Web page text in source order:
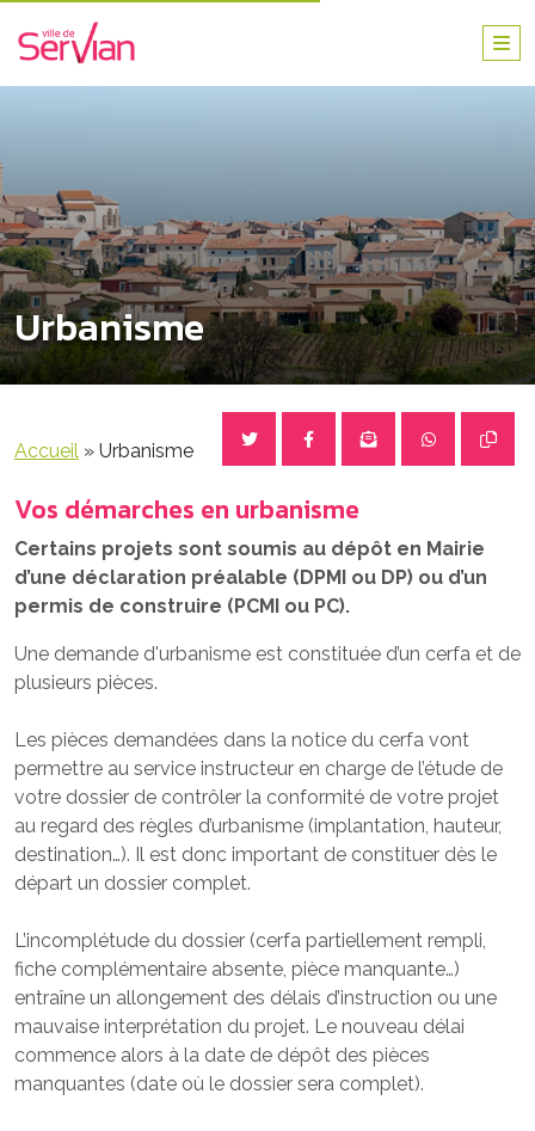
Urbanisme
Accueil » Urbanisme
Vos démarches en urbanisme
Certains projets sont soumis au dépôt en Mairie
d’une déclaration préalable (DPMI ou DP) ou d’un
permis de construire (PCMI ou PC).
Une demande d'urbanisme est constituée d’un cerfa et de
plusieurs pièces.
Les pièces demandées dans la notice du cerfa vont
permettre au service instructeur en charge de l’étude de
votre dossier de contrôler la conformité de votre projet
au regard des règles d’urbanisme (implantation, hauteur,
destination…). Il est donc important de constituer dès le
départ un dossier complet.
L’incomplétude du dossier (cerfa partiellement rempli,
fiche complémentaire absente, pièce manquante…)
entraîne un allongement des délais d’instruction ou une
mauvaise interprétation du projet. Le nouveau délai
commence alors à la date de dépôt des pièces
manquantes (date où le dossier sera complet).